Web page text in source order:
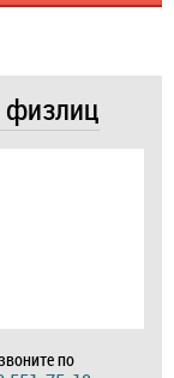
физлиц
по